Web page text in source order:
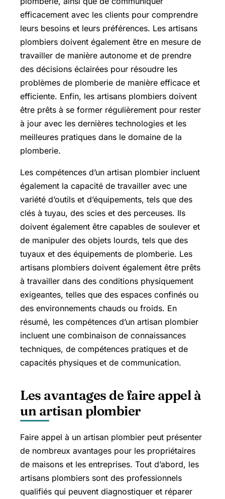
efficacement avec les clients pour comprendre
leurs besoins et leurs préférences. Les artisans
plombiers doivent également être en mesure de
travailler de manière autonome et de prendre
des décisions éclairées pour résoudre les
problèmes de plomberie de manière efficace et
efficiente. Enfin, les artisans plombiers doivent
être prêts à se former régulièrement pour rester
à jour avec les dernières technologies et les
meilleures pratiques dans le domaine de la
plomberie.
Les compétences d’un artisan plombier incluent
également la capacité de travailler avec une
variété d’outils et d’équipements, tels que des
clés à tuyau, des scies et des perceuses. Ils
doivent également être capables de soulever et
de manipuler des objets lourds, tels que des
tuyaux et des équipements de plomberie. Les
artisans plombiers doivent également être prêts
à travailler dans des conditions physiquement
exigeantes, telles que des espaces confinés ou
des environnements chauds ou froids. En
résumé, les compétences d’un artisan plombier
incluent une combinaison de connaissances
techniques, de compétences pratiques et de
capacités physiques et de communication.
Les avantages de faire appel à
un artisan plombier
Faire appel à un artisan plombier peut présenter
de nombreux avantages pour les propriétaires
de maisons et les entreprises. Tout d’abord, les
artisans plombiers sont des professionnels
qualifiés qui peuvent diagnostiquer et réparer